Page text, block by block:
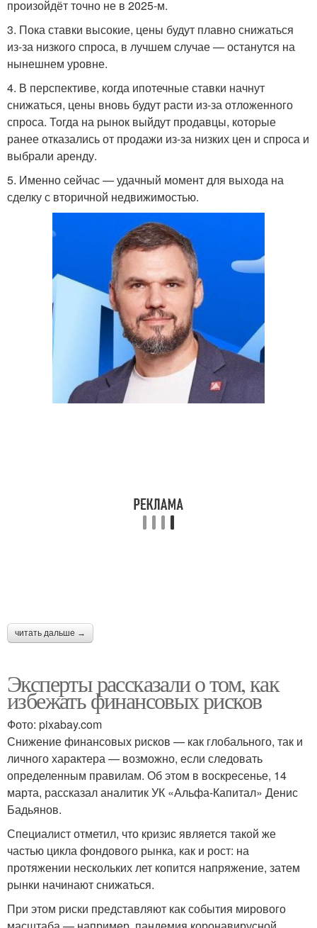
произойдёт точно не в 2025-м.
3. Пока ставки высокие, цены будут плавно снижаться
из-за низкого спроса, в лучшем случае — останутся на
нынешнем уровне.
4. В перспективе, когда ипотечные ставки начнут
снижаться, цены вновь будут расти из-за отложенного
спроса. Тогда на рынок выйдут продавцы, которые
ранее отказались от продажи из-за низких цен и спроса и
выбрали аренду.
5. Именно сейчас — удачный момент для выхода на
сделку с вторичной недвижимостью.
читать дальше →
Эксперты рассказали о том, как
избежать финансовых рисков
Фото: pixabay.com
Снижение финансовых рисков — как глобального, так и
личного характера — возможно, если следовать
определенным правилам. Об этом в воскресенье, 14
марта, рассказал аналитик УК «Альфа-Капитал» Денис
Бадьянов.
Специалист отметил, что кризис является такой же
частью цикла фондового рынка, как и рост: на
протяжении нескольких лет копится напряжение, затем
рынки начинают снижаться.
При этом риски представляют как события мирового